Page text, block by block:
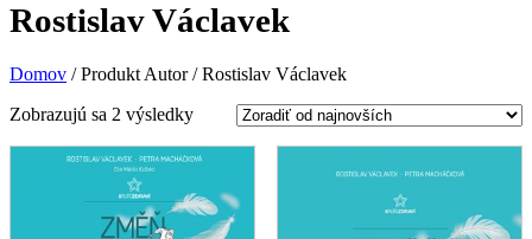
Rostislav Václavek
Domov /Produkt Autor/Rostislav Václavek
Zobrazujú sa 2 výsledkyZoradené
najnovších